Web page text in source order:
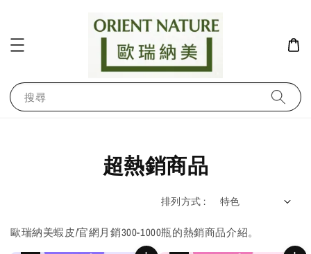
搜尋
超熱銷商品
排列方式 :
歐瑞納美蝦皮/官網月銷300-1000瓶的熱銷商品介紹。